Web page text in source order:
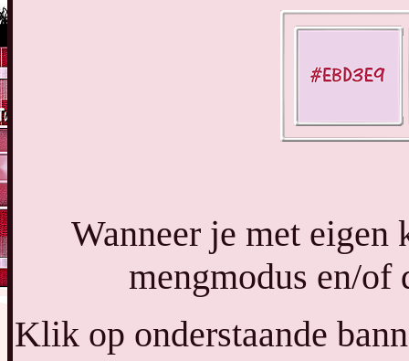
Wanneer je met eigen
mengmodus en/of
Klik op onderstaande